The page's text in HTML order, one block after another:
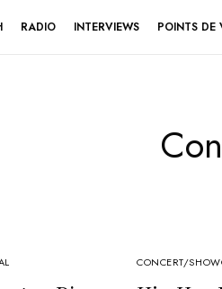
RADIO INTERVIEWS POINTS DE
CONCERT/